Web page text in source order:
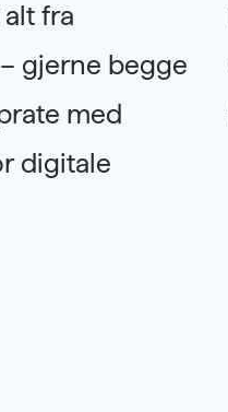
fra
gjerne begge
med
digitale